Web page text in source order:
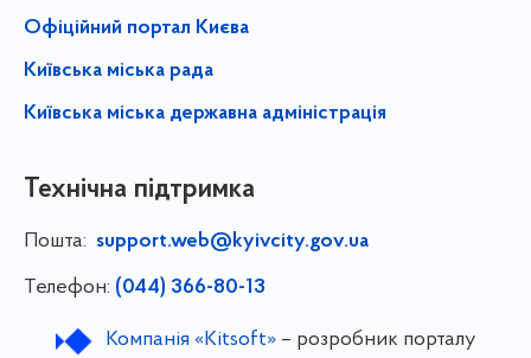
Офіційний портал Києва
Київська міська рада
Київська міська державна адміністрація
Технічна підтримка
Пошта: support.web@kyivcity.gov.ua
Телефон: (044) 366-80-13
Компанія «Kitsoft»– розробник порталу